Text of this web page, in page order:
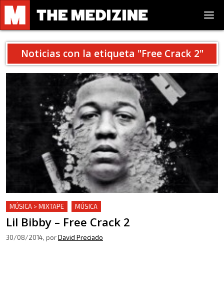
Noticias con la etiqueta "Free Crack 2"
MÚSICA > MIXTAPE MÚSICA
Lil Bibby – Free Crack 2
30/08/2014, porDavid Preciado